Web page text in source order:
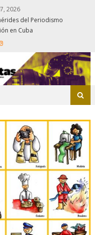
2026
del Periodismo
en Cuba